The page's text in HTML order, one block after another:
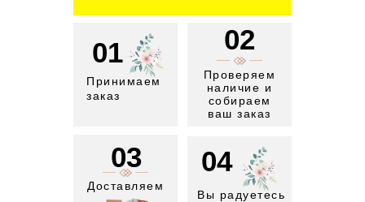
01
Принимаем
заказ
02
Проверяем
наличие и
собираем
ваш заказ
03
Доставляем
04
Вы радуетесь